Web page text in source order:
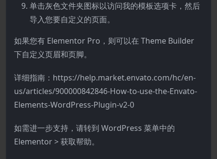
单击灰色文件夹图标以访问我的模板选项卡，然后
导入您要自定义的页面。
如果您有 Elementor Pro，则可以在 Theme Builder
下自定义页眉和页脚。
详细指南：https://help.market.envato.com/hc/en-
us/articles/900000842846-How-to-use-the-Envato-
Elements-WordPress-Plugin-v2-0
如需进一步支持，请转到 WordPress 菜单中的
Elementor > 获取帮助。